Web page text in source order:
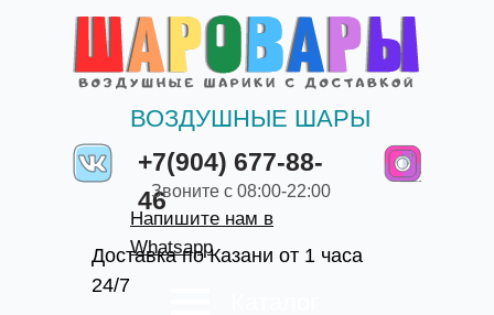
+7(904) 677-88-
46
ВОЗДУШНЫЕ ШАРЫ
Доставка по Казани от 1 часа
24/7
Звоните с 08:00-22:00
Напишите нам в
Whatsapp